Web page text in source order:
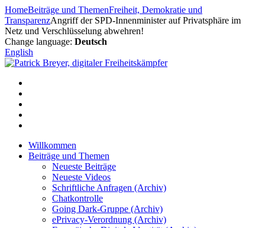
Zum
Inhalt
springen
HomeBeiträge und ThemenFreiheit, Demokratie und
TransparenzAngriff der SPD-Innenminister auf Privatsphäre im
Netz und Verschlüsselung abwehren!
Change language: Deutsch
English
Willkommen
Beiträge und Themen
Neueste Beiträge
Neueste Videos
Schriftliche Anfragen (Archiv)
Chatkontrolle
Going Dark-Gruppe (Archiv)
ePrivacy-Verordnung (Archiv)